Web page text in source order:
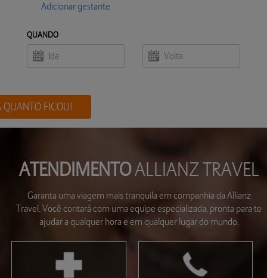
Adicionar gestante
QUANDO
QUANTO FICOU!
ATENDIMENTOALLIANZ TRAVEL
Garanta uma viagem mais tranquila em companhia da Allianz
Travel. Você contará com uma equipe especializada, pronta para te
ajudar a qualquer hora e em qualquer lugar do mundo.